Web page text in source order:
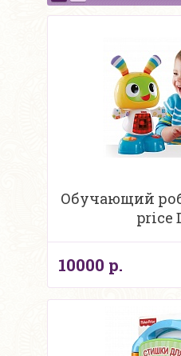
Обучающий
price
10000 р.